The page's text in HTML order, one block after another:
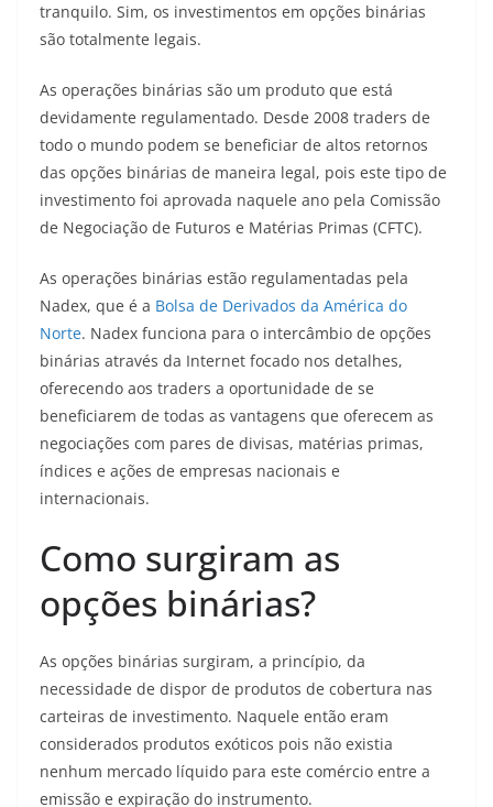
tranquilo. Sim, os investimentos em opções binárias
são totalmente legais.
As operações binárias são um produto que está
devidamente regulamentado. Desde 2008 traders de
todo o mundo podem se beneficiar de altos retornos
das opções binárias de maneira legal, pois este tipo de
investimento foi aprovada naquele ano pela Comissão
de Negociação de Futuros e Matérias Primas (CFTC).
As operações binárias estão regulamentadas pela
Nadex, que é a Bolsa de Derivados da América do
Norte. Nadex funciona para o intercâmbio de opções
binárias através da Internet focado nos detalhes,
oferecendo aos traders a oportunidade de se
beneficiarem de todas as vantagens que oferecem as
negociações com pares de divisas, matérias primas,
índices e ações de empresas nacionais e
internacionais.
Como surgiram as
opções binárias?
As opções binárias surgiram, a princípio, da
necessidade de dispor de produtos de cobertura nas
carteiras de investimento. Naquele então eram
considerados produtos exóticos pois não existia
nenhum mercado líquido para este comércio entre a
emissão e expiração do instrumento.